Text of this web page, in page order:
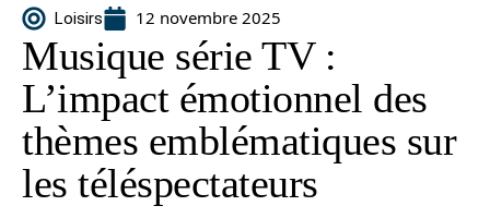
Loisirs 12 novembre 2025
Musique série TV :
L’impact émotionnel des
thèmes emblématiques sur
les téléspectateurs